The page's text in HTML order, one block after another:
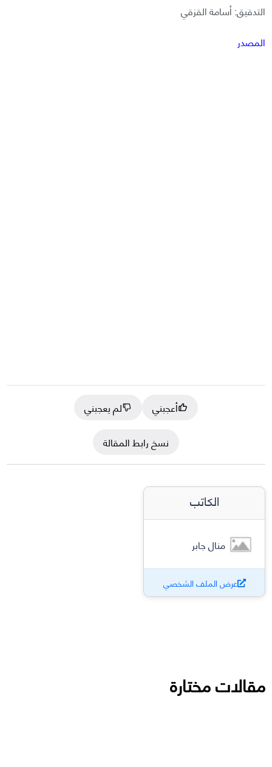
التدقيق: أسامة القزقي
المصدر
أعجبني
لم يعجبني
نسخ رابط المقالة
الكاتب
منال جابر
عرض الملف الشخصي
مقالات مختارة